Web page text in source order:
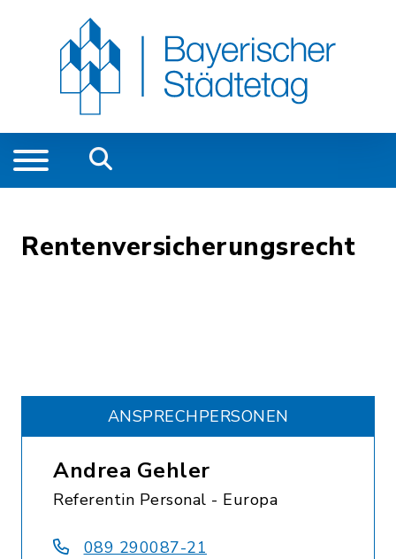
Rentenversicherungsrecht
ANSPRECHPERSONEN
Andrea Gehler
Referentin Personal - Europa
089 290087-21